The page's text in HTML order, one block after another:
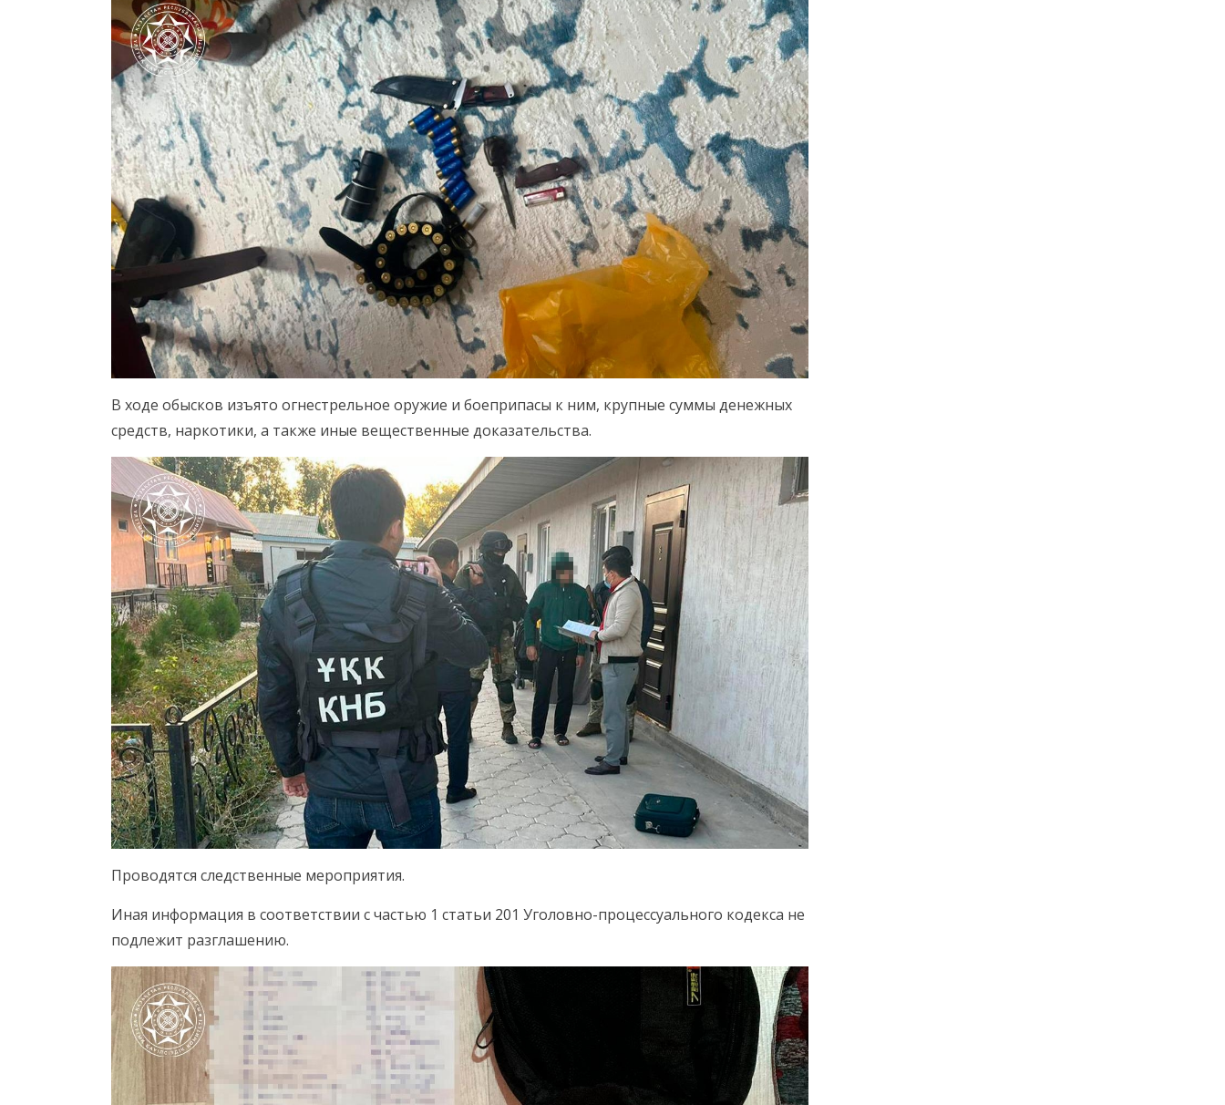
В ходе обысков изъято огнестрельное оружие и боеприпасы к ним, крупные суммы денежных
средств, наркотики, а также иные вещественные доказательства.
Проводятся следственные мероприятия.
Иная информация в соответствии с частью 1 статьи 201 Уголовно-процессуального кодекса не
подлежит разглашению.